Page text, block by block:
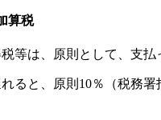
算税
等は、原則として、支
ると、原則10％（税務